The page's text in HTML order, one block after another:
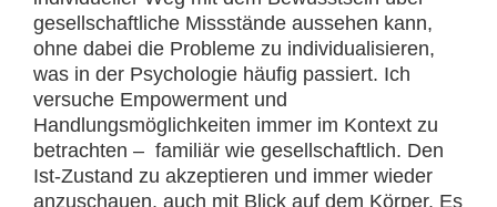
gesellschaftliche Missstände aussehen kann,
ohne dabei die Probleme zu individualisieren,
was in der Psychologie häufig passiert. Ich
versuche Empowerment und
Handlungsmöglichkeiten immer im Kontext zu
betrachten – familiär wie gesellschaftlich. Den
Ist-Zustand zu akzeptieren und immer wieder
anzuschauen, auch mit Blick auf dem Körper. Es